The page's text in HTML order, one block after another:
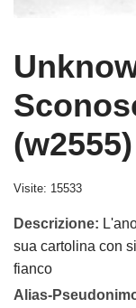
(w2555)
Visite: 15533
Descrizione:
sua cartolina con
fianco
Alias-